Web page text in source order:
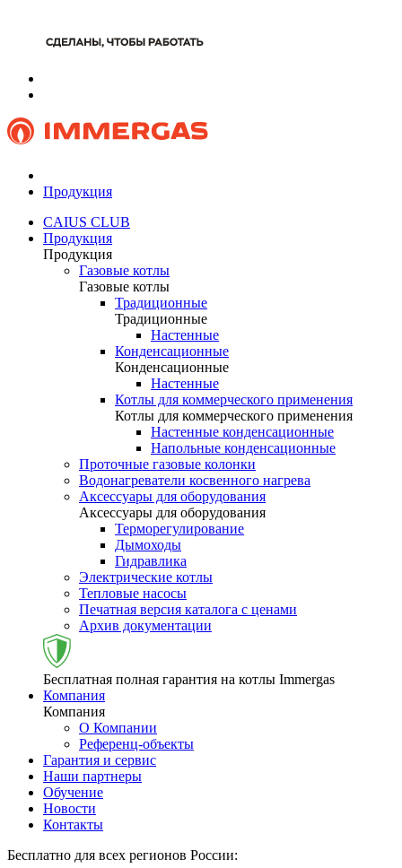
Продукция
CAIUS CLUB
Продукция
Продукция
Газовые котлы
Газовые котлы
Традиционные
Традиционные
Настенные
Конденсационные
Конденсационные
Настенные
Котлы для коммерческого применения
Котлы для коммерческого применения
Настенные конденсационные
Напольные конденсационные
Проточные газовые колонки
Водонагреватели косвенного нагрева
Аксессуары для оборудования
Аксессуары для оборудования
Терморегулирование
Дымоходы
Гидравлика
Электрические котлы
Тепловые насосы
Печатная версия каталога с ценами
Архив документации
Бесплатная полная гарантия на котлы Immergas
Компания
Компания
О Компании
Референц-объекты
Гарантия и сервис
Наши партнеры
Обучение
Новости
Контакты
Бесплатно для всех регионов России: